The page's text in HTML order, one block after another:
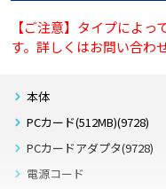
【ご注意】タイプによ
す。詳しくはお問い合わ
本体
PCカード(512MB)(9728)
PCカードアダプタ(9728)
電源コード